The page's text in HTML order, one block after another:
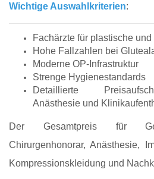
Wichtige Auswahlkriterien:
Fachärzte für plastische
Hohe Fallzahlen bei
Moderne OP-Infrastruktur
Strenge Hygienestandards
Detaillierte
Anästhesie und
Der Gesamtpreis für
Chirurgenhonorar, Anästhesie,
Kompressionskleidung und